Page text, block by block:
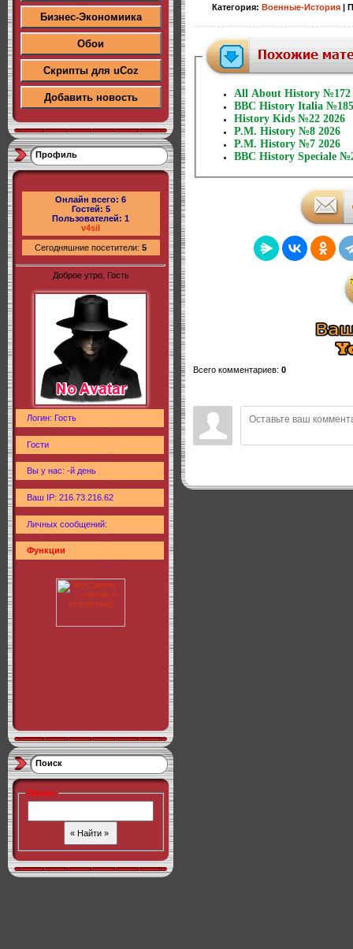
Бизнес-Экономиика
Обои
Скрипты для uCoz
Добавить новость
Профиль
Онлайн всего: 6
Гостей: 5
Пользователей: 1
v4sil
Сегодняшние посетители: 5
Доброе утро, Гость
Логин: Гость
Гости
Вы у нас: -й день
Ваш IP: 216.73.216.62
Личных сообщений:
Функции
Поиск
Поиск:
Категория: Военные-История
All About History №172
BBC History Italia
History Kids №22 2026
P.M. History №8 2026
P.M. History №7 2026
BBC History Speciale
Всего комментариев: 0